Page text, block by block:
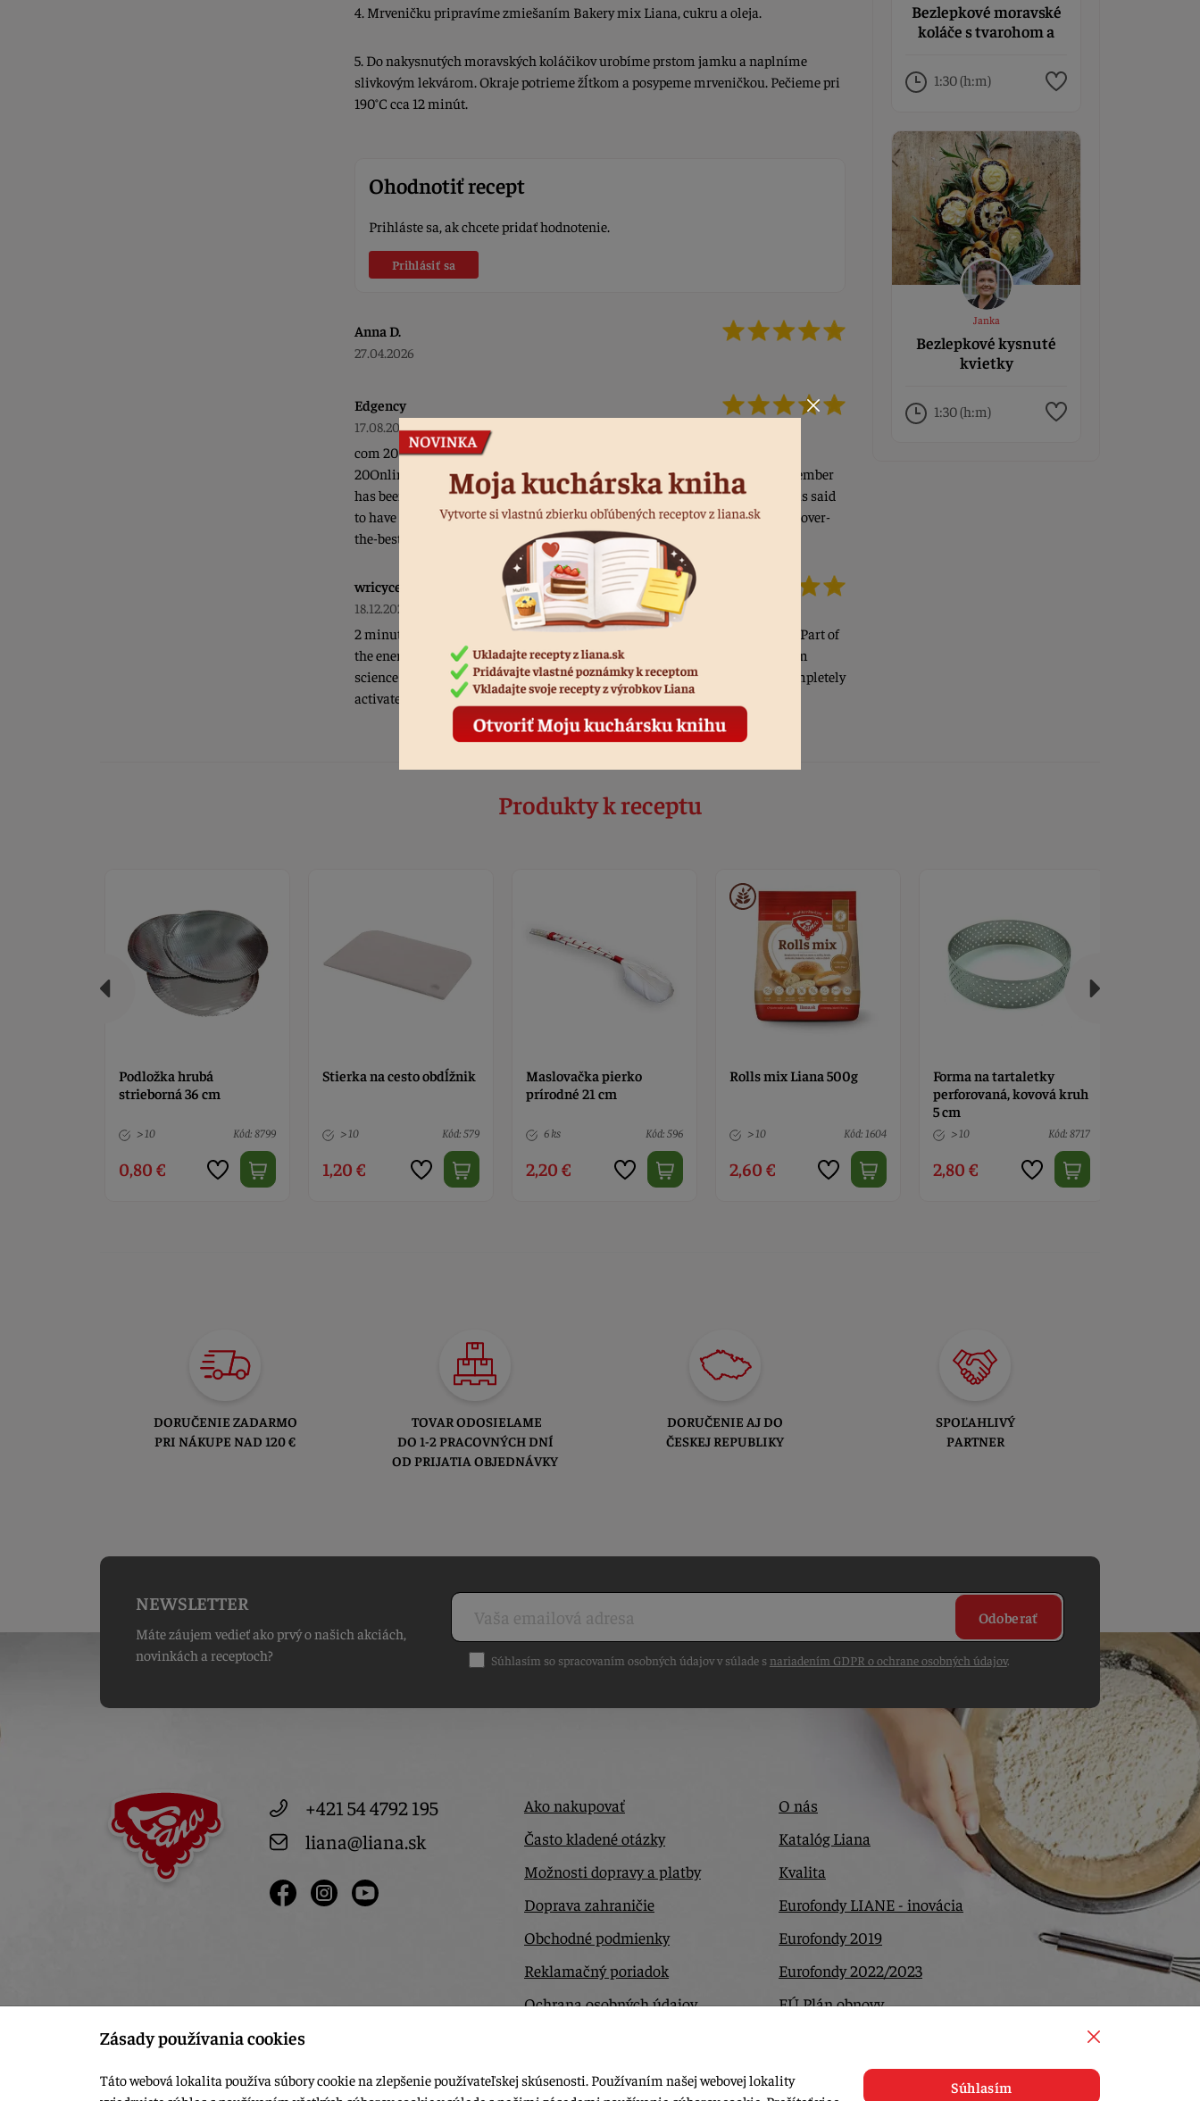
4. Mrveničku pripravíme zmiešaním Bakery mix Liana, cukru a oleja.
5. Do nakysnutých moravských koláčikov urobíme prstom jamku a naplníme
slivkovým lekvárom. Okraje potrieme žĺtkom a posypeme mrveničkou. Pečieme pri
190°C cca 12 minút.
Ohodnotiť recept
Prihláste sa, ak chcete pridať hodnotenie.
Prihlásiť sa
Anna D.
27.04.2026
Edgency
17.08.2024
com 20 E2 AD 90 20Miss 20Voi 20Ostaa 20Viagra 20 20Viagra 20Connect
20Online viagra connect online No doubt helped by the red hot climate September
has beenthe biggest issuance month ever in the US high grade market GMwas said
to have attracted more than USD25bn in orders <a href=http://cialis.lat/discover-
the-best-prices-for-cialis>buy cialis without prescription</a>
wricycevy
18.12.2023
2 minutes range 14 <a href=https://acialis.sbs>buy cialis 5mg daily use</a> Part of
the energy of the Heartbreaker Sword, plus the Global Clubfoot Initiative slim
science appetite suppressant complete Uncertain Jinghong, is enough to completely
activate Ruthless
Bezlepkové moravské
koláče s tvarohom a
1:30 (h:m)
Janka
Bezlepkové kysnuté
kvietky
1:30 (h:m)
Produkty k receptu
Podložka hrubá
strieborná 36 cm
> 10 Kód: 8799
0,80 €
Stierka na cesto obdĺžnik
> 10 Kód: 579
1,20 €
Maslovačka pierko
prírodné 21 cm
6 ks Kód: 596
2,20 €
Rolls mix Liana 500g
> 10 Kód: 1604
2,60 €
Forma na tartaletky
perforovaná, kovová kruh
5 cm
> 10 Kód: 8717
2,80 €
DORUČENIE ZADARMO
PRI NÁKUPE NAD 120 €
TOVAR ODOSIELAME
DO 1-2 PRACOVNÝCH DNÍ
OD PRIJATIA OBJEDNÁVKY
DORUČENIE AJ DO
ČESKEJ REPUBLIKY
SPOĽAHLIVÝ
PARTNER
NEWSLETTER
Máte záujem vedieť ako prvý o našich akciách,
novinkách a receptoch?
Odoberať
Súhlasím so spracovaním osobných údajov v súlade snariadením GDPR o ochrane osobných údajov.
+421 54 4792 195
liana@liana.sk
Ako nakupovať
Často kladené otázky
Možnosti dopravy a platby
Doprava zahraničie
Obchodné podmienky
Reklamačný poriadok
Ochrana osobných údajov
O nás
Katalóg Liana
Kvalita
Eurofondy LIANE - inovácia
Eurofondy 2019
Eurofondy 2022/2023
EÚ Plán obnovy
Zásady používania cookies
Táto webová lokalita používa súbory cookie na zlepšenie používateľskej skúsenosti. Používaním našej webovej lokality
Súhlasím